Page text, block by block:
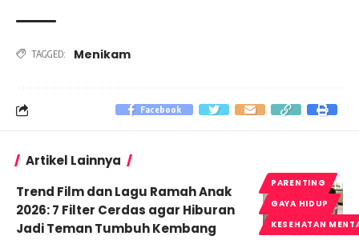
TAGGED: Menikam
Facebook
Artikel Lainnya
PARENTING
GAYA HIDUP
KESEHATAN
Trend Film dan Lagu Ramah Anak
2026: 7 Filter Cerdas agar Hiburan
Jadi Teman Tumbuh Kembang